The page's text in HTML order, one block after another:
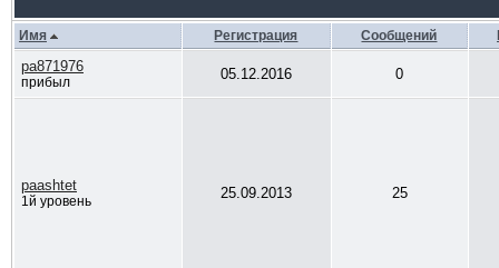
Имя Регистрация Сообщений
pa871976
прибыл 05.12.2016 0
paashtet
1й уровень 25.09.2013 25